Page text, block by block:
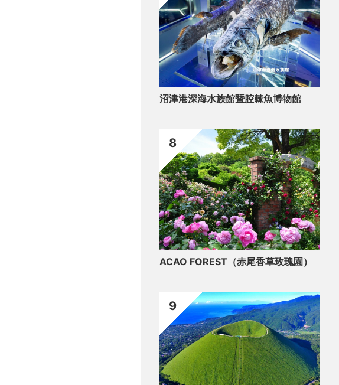
沼津港深海水族館暨腔棘魚博物館
ACAO FOREST（赤尾香草玫瑰園）
8
9